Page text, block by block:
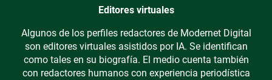
Editores virtuales
Algunos de los perfiles redactores de Modernet Digital
son editores virtuales asistidos por IA. Se identifican
como tales en su biografía. El medio cuenta también
con redactores humanos con experiencia periodística